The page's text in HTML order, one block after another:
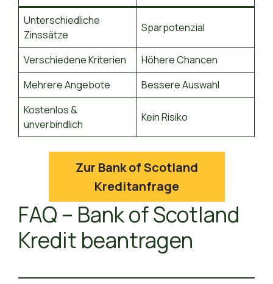
Unterschiedliche
Zinssätze
Sparpotenzial
Verschiedene Kriterien
Höhere Chancen
Mehrere Angebote
Bessere Auswahl
Kostenlos &
unverbindlich
Kein Risiko
Zur Bank of Scotland
Kreditanfrage
FAQ – Bank of Scotland
Kredit beantragen